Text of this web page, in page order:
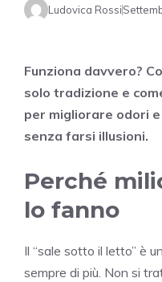
Ludovica Rossi
Funziona davvero?
solo tradizione e
per migliorare odori
senza farsi illusioni.
Perché
lo fanno
Il “sale sotto il letto” è
sempre di più. Non si